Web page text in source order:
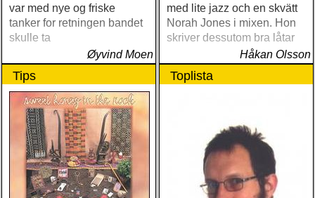
var med nye og friske
tanker for retningen bandet
skulle ta
Øyvind Moen
med lite jazz och en skvätt
Norah Jones i mixen. Hon
skriver dessutom bra låtar
Håkan Olsson
Tips Toplista